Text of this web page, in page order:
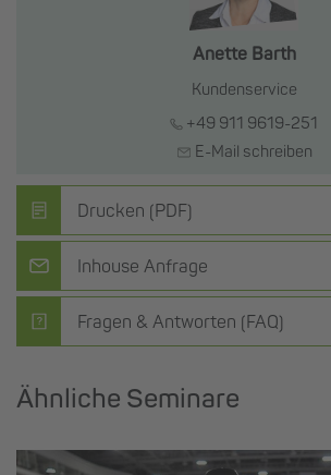
Anette Barth
Kundenservice
+49 911 9619-251
E-Mail schreiben
Drucken (PDF)
Inhouse Anfrage
Fragen & Antworten (FAQ)
Ähnliche Seminare